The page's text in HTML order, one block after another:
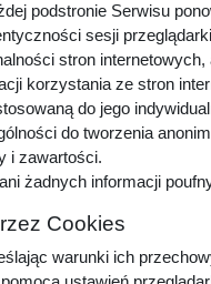
podstronie Serwisu
sesji
stron
korzystania ze stron
do jego
do tworzenia
i zawartości.
żadnych informacji
Cookies
warunki ich